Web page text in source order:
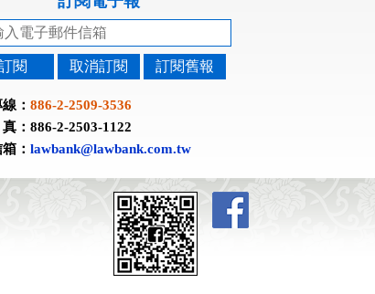
閱 取消訂閱 訂閱舊報
： 886-2-2509-3536
886-2-2503-1122
： lawbank@lawbank.com.tw